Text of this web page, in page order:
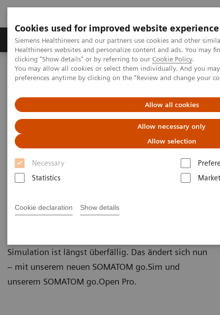
Cookies used for improved website experience
Siemens Healthineers and our partners use cookies and other
Healthineers websites and personalize content and ads. You may
clicking "Show details" or by referring to our Cookie Policy.
You may allow all cookies or select them individually. And you
preferences anytime by clicking on the "Review and change your
Allow all cookies
Allow necessary only
Allow selection
Necessary
Statistics
Cookie declaration Show details
Produkte & Services Fachbereiche
Home
Medizinische Bildgebung
Imaging for Radiation Therapy
Computertomographie für die
Strahlentherapie
Strahlentherapieplanung erfordert Bilder, die
umgebenden Organe liefern. Die Erfassung dieser
Simulation ist längst überfällig. Das ändert sich nun
– mit unserem neuen SOMATOM go.Sim und
unserem SOMATOM go.Open Pro.